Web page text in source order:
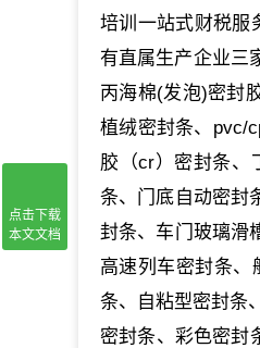
培训一站式财税服
有直属生产企业三
丙海棉(发泡)密封
植绒密封条、pvc/
胶（cr）密封条、
条、门底自动密封
封条、车门玻璃滑
高速列车密封条、
条、自粘型密封条
密封条、彩色密封
点击下载
本文文档